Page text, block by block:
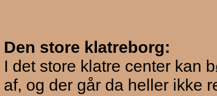
Den store klatreborg:
I det store klatre center kan
af, og der går da heller ikke